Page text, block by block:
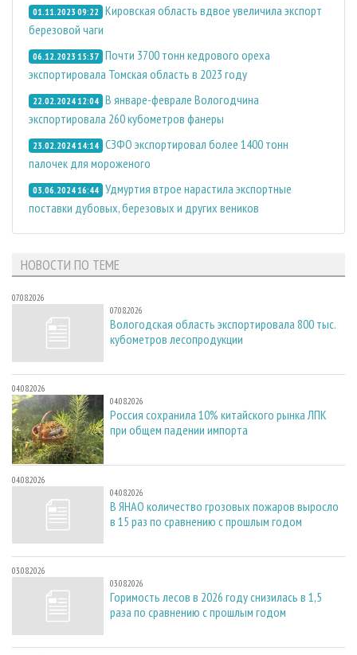
01.11.2023 09:22 Кировская область вдвое увеличила экспорт
березовой чаги
06.12.2023 15:37 Почти 3700 тонн кедрового ореха
экспортировала Томская область в 2023 году
22.02.2024 12:04 В январе-феврале Вологодчина
экспортировала 260 кубометров фанеры
23.02.2024 14:14 СЗФО экспортировал более 1400 тонн
палочек для мороженого
03.06.2024 16:44 Удмуртия втрое нарастила экспортные
поставки дубовых, березовых и других веников
НОВОСТИ ПО ТЕМЕ
07.08.2026
07.08.2026
Вологодская область экспортировала 800 тыс.
кубометров лесопродукции
04.08.2026
04.08.2026
Россия сохранила 10% китайского рынка ЛПК
при общем падении импорта
04.08.2026
04.08.2026
В ЯНАО количество грозовых пожаров выросло
в 15 раз по сравнению с прошлым годом
03.08.2026
03.08.2026
Горимость лесов в 2026 году снизилась в 1,5
раза по сравнению с прошлым годом